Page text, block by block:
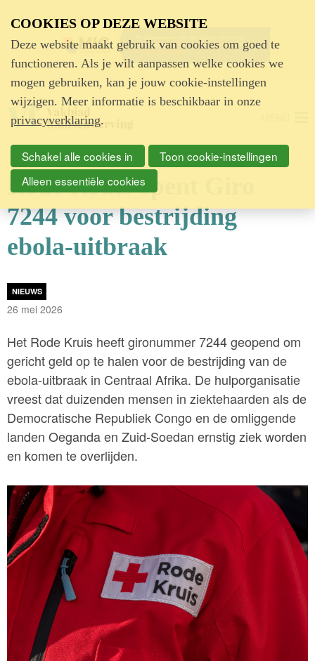
Advertentie
Rode Kruis opent Giro
7244 voor bestrijding
ebola-uitbraak
NIEUWS
26 mei 2026
Het Rode Kruis heeft gironummer 7244 geopend om
gericht geld op te halen voor de bestrijding van de
ebola-uitbraak in Centraal Afrika. De hulporganisatie
vreest dat duizenden mensen in ziektehaarden als de
Democratische Republiek Congo en de omliggende
landen Oeganda en Zuid-Soedan ernstig ziek worden
en komen te overlijden.
COOKIES OP DEZE WEBSITE
Deze website maakt gebruik van cookies om goed te
functioneren. Als je wilt aanpassen welke cookies we
mogen gebruiken, kan je jouw cookie-instellingen
wijzigen. Meer informatie is beschikbaar in onze
privacyverklaring.
Schakel alle cookies in
Toon cookie-instellingen
Alleen essentiële cookies